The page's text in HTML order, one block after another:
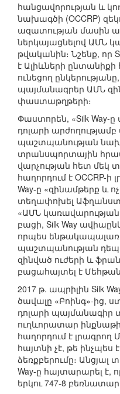
հանցավորության և
նախագծի (OCCRP)
ազատության մասին
ներկայացնելով ԱՄՆ
թվականին։ Նշենք, որ
է Ալիևների
ունեցող
պայմանագրեր ԱՄՆ
փաստաթղթերի։
Փաստորեն, «Silk Way-ը
դոլարի
պաշտպանության
տրանսպորտային
վարչության հետ մեկ
հաղորդում է OCCRP-
Way-ը «զինամթերք և
տեղափոխել
«ԱՄՆ
բացի, Silk Way
որպես
պաշտպանության
զինված ուժերի և
բացահայտել է
2017 թ. ապրիլին Silk
ծավալը «Բոինգ»-ից,
դոլարի պայմանագիր
ուղևորատար
հաղորդում է լրագրող
հայտնի չէ, թե ինչպես
ձեռքբերումը։
Way-ը հայտարարել է,
երկու 747-8